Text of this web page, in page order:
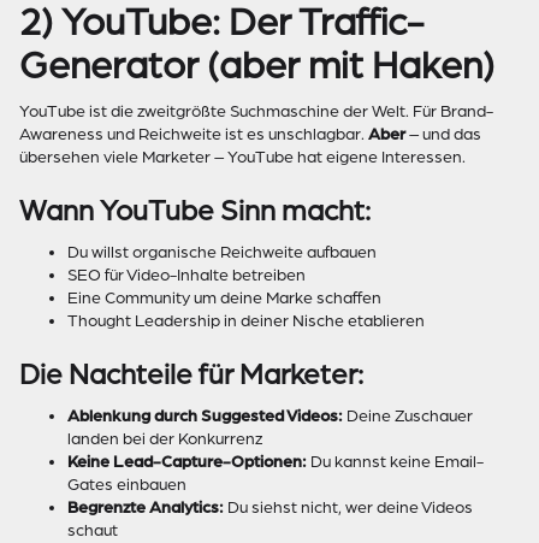
2) YouTube: Der Traffic-
Generator (aber mit Haken)
YouTube ist die zweitgrößte Suchmaschine der Welt. Für Brand-
Awareness und Reichweite ist es unschlagbar. Aber– und das
übersehen viele Marketer – YouTube hat eigene Interessen.
Wann YouTube Sinn macht:
Du willst organische Reichweite aufbauen
SEO für Video-Inhalte betreiben
Eine Community um deine Marke schaffen
Thought Leadership in deiner Nische etablieren
Die Nachteile für Marketer:
Ablenkung durch Suggested Videos: Deine Zuschauer
landen bei der Konkurrenz
Keine Lead-Capture-Optionen: Du kannst keine Email-
Gates einbauen
Begrenzte Analytics: Du siehst nicht, wer deine Videos
schaut